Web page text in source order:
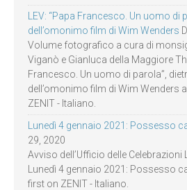
LEV: “Papa Francesco. Un uomo di
dell’omonimo film di Wim Wenders
Volume fotografico a cura di
Viganò e Gianluca della Maggiore
Francesco. Un uomo di parola”,
dell’omonimo film di Wim Wenders
ZENIT - Italiano.
Lunedì 4 gennaio 2021: Possesso
29, 2020
Avviso dell’Ufficio delle
Lunedì 4 gennaio 2021: Possesso
first on ZENIT - Italiano.